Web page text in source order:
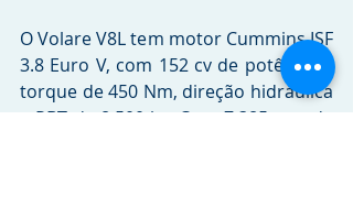
O Volare V8L tem motor Cummins ISF
3.8 Euro V, com 152 cv de potência e
torque de 450 Nm, direção hidráulica
e PBT de 8.500 kg. Com 7.385 mm de